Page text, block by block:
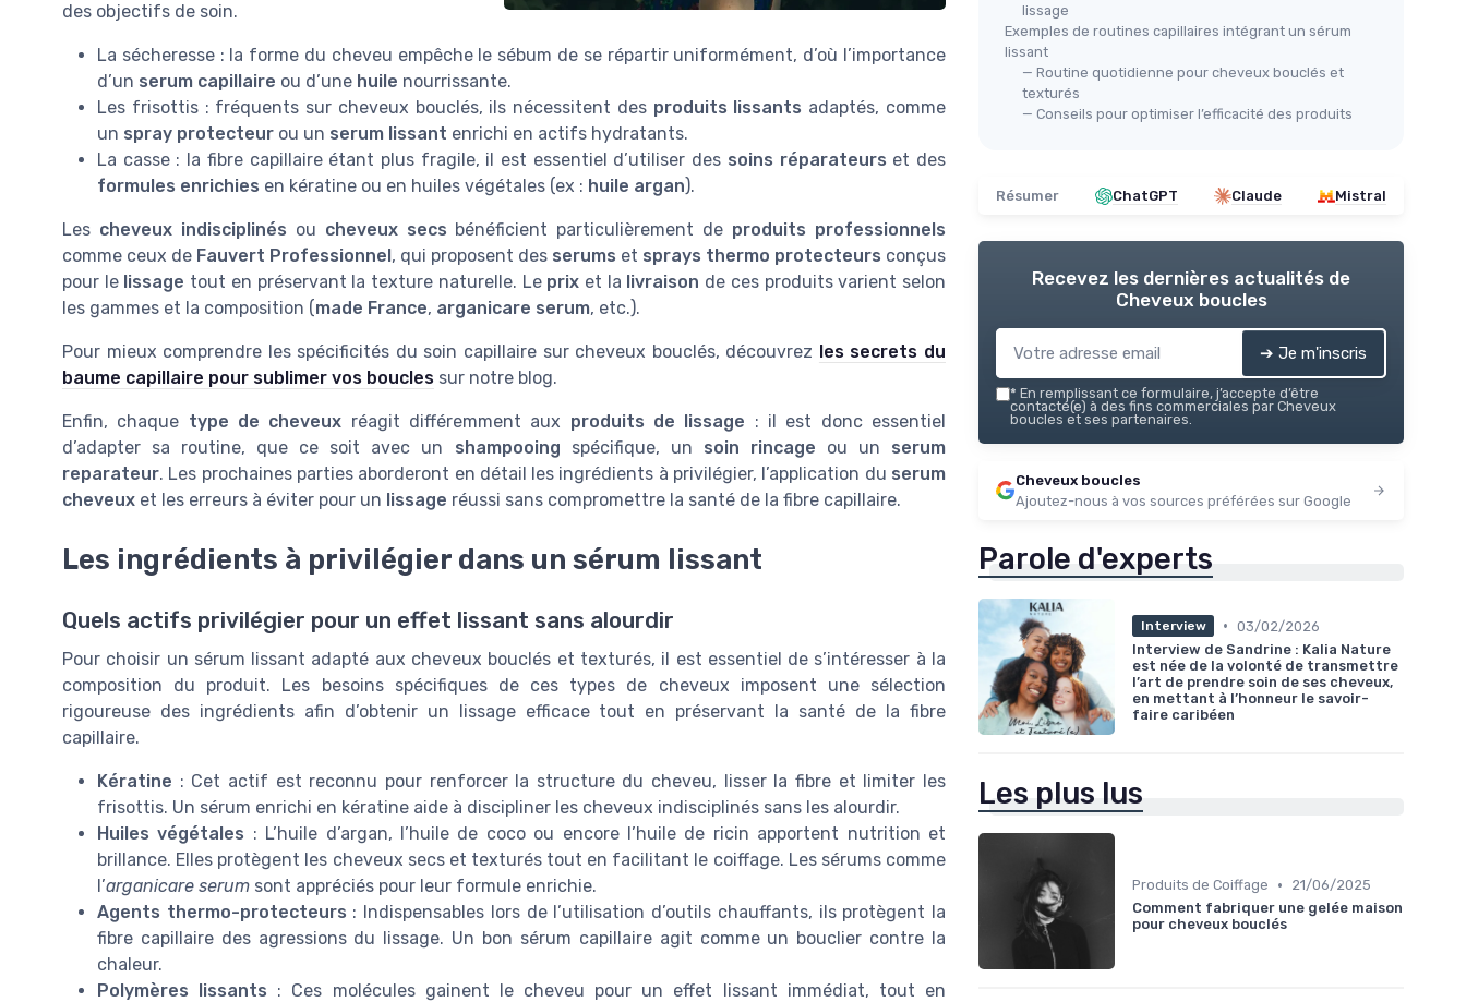
des objectifs de soin.
La sécheresse : la forme du cheveu empêche le sébum de se répartir uniformément, d’où l’importance
d’un serum capillaire ou d’une huile nourrissante.
Les frisottis : fréquents sur cheveux bouclés, ils nécessitent des produits lissants adaptés, comme
un spray protecteur ou un serum lissant enrichi en actifs hydratants.
La casse : la fibre capillaire étant plus fragile, il est essentiel d’utiliser des soins réparateurs et des
formules enrichies en kératine ou en huiles végétales (ex : huile argan).
Les cheveux indisciplinés ou cheveux secs bénéficient particulièrement de produits professionnels
comme ceux de Fauvert Professionnel , qui proposent des serums et sprays thermo protecteurs conçus
pour le lissage tout en préservant la texture naturelle. Le prix et la livraison de ces produits varient selon
les gammes et la composition (made France, arganicare serum, etc.).
Pour mieux comprendre les spécificités du soin capillaire sur cheveux bouclés, découvrez
les secrets du
baume capillaire pour sublimer vos boucles sur notre blog.
Enfin, chaque type de cheveux réagit différemment aux produits de lissage : il est donc essentiel
d’adapter sa routine, que ce soit avec un shampooing spécifique, un soin rincage ou un serum
reparateur. Les prochaines parties aborderont en détail les ingrédients à privilégier, l’application du serum
cheveux et les erreurs à éviter pour un lissage réussi sans compromettre la santé de la fibre capillaire.
Les ingrédients à privilégier dans un sérum lissant
Quels actifs privilégier pour un effet lissant sans alourdir
Pour choisir un sérum lissant adapté aux cheveux bouclés et texturés, il est essentiel de s’intéresser à la
composition du produit. Les besoins spécifiques de ces types de cheveux imposent une sélection
rigoureuse des ingrédients afin d’obtenir un lissage efficace tout en préservant la santé de la fibre
capillaire.
Kératine : Cet actif est reconnu pour renforcer la structure du cheveu, lisser la fibre et limiter les
frisottis. Un sérum enrichi en kératine aide à discipliner les cheveux indisciplinés sans les alourdir.
Huiles végétales : L’huile d’argan, l’huile de coco ou encore l’huile de ricin apportent nutrition et
brillance. Elles protègent les cheveux secs et texturés tout en facilitant le coiffage. Les sérums comme
l’arganicare serum sont appréciés pour leur formule enrichie.
Agents thermo-protecteurs : Indispensables lors de l’utilisation d’outils chauffants, ils protègent la
fibre capillaire des agressions du lissage. Un bon sérum capillaire agit comme un bouclier contre la
chaleur.
Polymères lissants : Ces molécules gainent le cheveu pour un effet lissant immédiat, tout en
lissage
Exemples de routines capillaires intégrant un sérum
lissant
— Routine quotidienne pour cheveux bouclés et
texturés
— Conseils pour optimiser l’efficacité des produits
Résumer ChatGPT Claude Mistral
Recevez les dernières actualités de
Cheveux boucles
➔ Je m'inscris
* En remplissant ce formulaire, j’accepte d’être
contacté(e) à des fins commerciales par Cheveux
boucles et ses partenaires.
Cheveux boucles
Ajoutez-nous à vos sources préférées sur Google
Parole d'experts
Interview • 03/02/2026
Interview de Sandrine : Kalia Nature
est née de la volonté de transmettre
l’art de prendre soin de ses cheveux,
en mettant à l’honneur le savoir-
faire caribéen
Les plus lus
Produits de Coiffage •
21/06/2025
Comment fabriquer une gelée maison
pour cheveux bouclés